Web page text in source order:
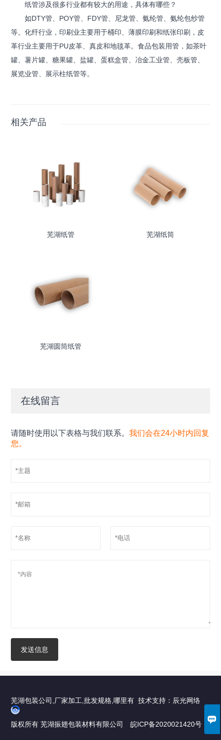
纸管涉及很多行业都有较大的用途，具体有哪些？
如DTY管、POY管、FDY管、尼龙管、氨纶管、氨纶包纱管
等。化纤行业，印刷业主要用于桶印、薄膜印刷和纸张印刷，皮
革行业主要用于PU皮革、真皮和地毯革。食品包装用管，如茶叶
罐、薯片罐、糖果罐、盐罐、蛋糕盒管、冶金工业管、壳板管、
展览业管、展示柱纸管等。
相关产品
芜湖纸管 芜湖纸筒
芜湖圆筒纸管
在线留言
请随时使用以下表格与我们联系。我们会在24小时内回复
您。
发送信息
芜湖包装公司,厂家加工,批发规格,哪里有 技术支持： 辰光网络
版权所有 芜湖振翅包装材料有限公司皖ICP备2020021420号
